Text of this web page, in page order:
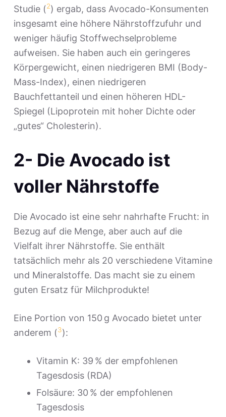
Studie (2) ergab, dass Avocado-Konsumenten
insgesamt eine höhere Nährstoffzufuhr und
weniger häufig Stoffwechselprobleme
aufweisen. Sie haben auch ein geringeres
Körpergewicht, einen niedrigeren BMI (Body-
Mass-Index), einen niedrigeren
Bauchfettanteil und einen höheren HDL-
Spiegel (Lipoprotein mit hoher Dichte oder
„gutes“ Cholesterin).
2- Die Avocado ist
voller Nährstoffe
Die Avocado ist eine sehr nahrhafte Frucht: in
Bezug auf die Menge, aber auch auf die
Vielfalt ihrer Nährstoffe. Sie enthält
tatsächlich mehr als 20 verschiedene Vitamine
und Mineralstoffe. Das macht sie zu einem
guten Ersatz für Milchprodukte!
Eine Portion von 150 g Avocado bietet unter
anderem (3):
Vitamin K: 39 % der empfohlenen
Tagesdosis (RDA)
Folsäure: 30 % der empfohlenen
Tagesdosis